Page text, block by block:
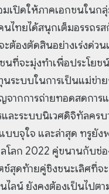
เปิดให้ภาคเอกชนในก
ไทยได้สนุกเต็มอรรถร
ต้องตัดสินอย่างเร่งด่ว
นที่จะมุ่งทำเพื่อประโย
ระบบในการเป็นแม่ข่า
ากการถ่ายทอดสดการ
ะระบบนิเวศดิจิทัลครบ
บจุใจ และล่าสุด ทรูยั
โลก 2022 คู่ขนานกับช่
สุดท้ายคู่ชิงชนะเลิศที่จ
ลน์ ยังคงต้องเป็นไปต